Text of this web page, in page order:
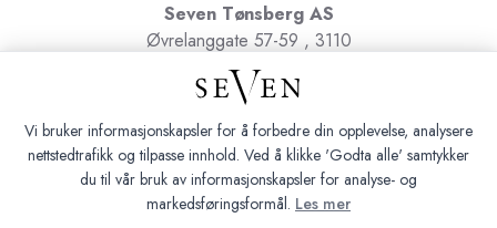
Seven Tønsberg AS
Øvrelanggate 57-59 , 3110
Tønsberg
Org.nr. 991091580
Vi bruker informasjonskapsler for å forbedre din opplevelse, analysere
nettstedtrafikk og tilpasse innhold. Ved å klikke 'Godta alle' samtykker
du til vår bruk av informasjonskapsler for analyse- og
markedsføringsformål. Les mer